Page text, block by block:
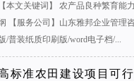
【本文关键词】 农产品良种繁育
【服务公司】山东雅邦企业管理
版/普装纸质印刷版/word电子档/...
标准农田建设项目可